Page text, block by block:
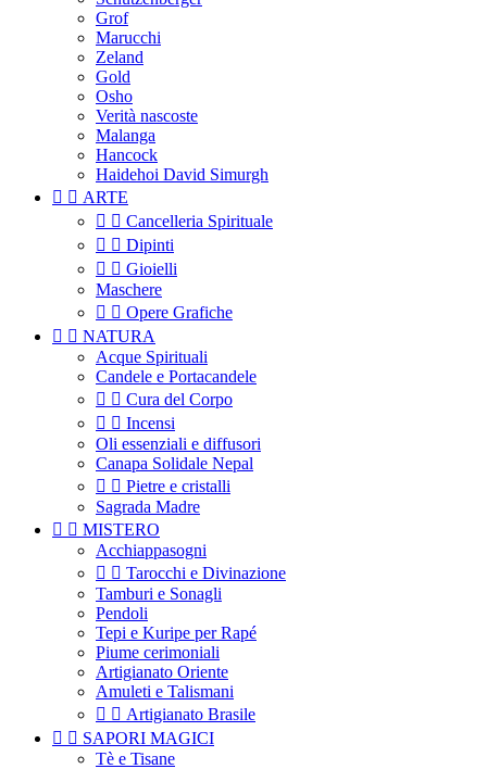
Grof
Marucchi
Zeland
Gold
Osho
Verità nascoste
Malanga
Hancock
Haidehoi David Simurgh
  ARTE
  Cancelleria Spirituale
  Dipinti
  Gioielli
Maschere
  Opere Grafiche
  NATURA
Acque Spirituali
Candele e Portacandele
  Cura del Corpo
  Incensi
Oli essenziali e diffusori
Canapa Solidale Nepal
  Pietre e cristalli
Sagrada Madre
  MISTERO
Acchiappasogni
  Tarocchi e Divinazione
Tamburi e Sonagli
Pendoli
Tepi e Kuripe per Rapé
Piume cerimoniali
Artigianato Oriente
Amuleti e Talismani
  Artigianato Brasile
  SAPORI MAGICI
Tè e Tisane